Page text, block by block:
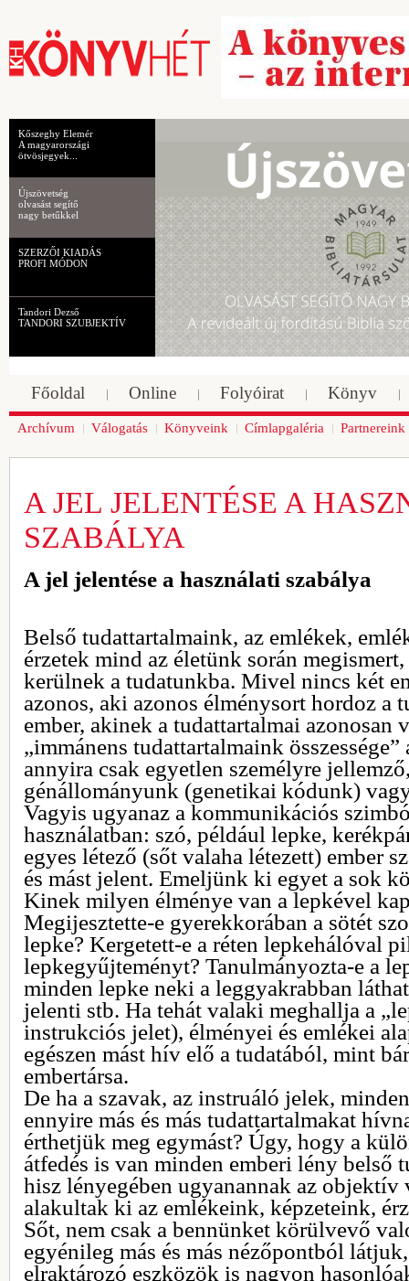
Kőszeghy Elemér
A magyarországi
ötvösjegyek...
Újszövetség
olvasást segítő
nagy betűkkel
SZERZŐI KIADÁS
PROFI MÓDON
Tandori Dezső
TANDORI SZUBJEKTÍV
Főoldal Online Folyóirat Könyv
Archívum Válogatás Könyveink Címlapgaléria Partnereink
A JEL JELENTÉSE A
SZABÁLYA
A jel jelentése a használati szabálya
Belső tudattartalmaink, az emlékek,
érzetek mind az életünk során
kerülnek a tudatunkba. Mivel nincs két
azonos, aki azonos élménysort hordoz a
ember, akinek a tudattartalmai azonosan
„immánens tudattartalmaink
annyira csak egyetlen személyre
génállományunk (genetikai kódunk)
Vagyis ugyanaz a kommunikációs
használatban: szó, például lepke,
egyes létező (sőt valaha létezett) ember
és mást jelent. Emeljünk ki egyet a sok
Kinek milyen élménye van a lepkével
Megijesztette-e gyerekkorában a sötét
lepke? Kergetett-e a réten lepkehálóval
lepkegyűjteményt? Tanulmányozta-e a
minden lepke neki a leggyakrabban
jelenti stb. Ha tehát valaki meghallja a
instrukciós jelet), élményei és emlékei
egészen mást hív elő a tudatából, mint
embertársa.
De ha a szavak, az instruáló jelek,
ennyire más és más tudattartalmakat
érthetjük meg egymást? Úgy, hogy a
átfedés is van minden emberi lény belső
hisz lényegében ugyanannak az objektív
alakultak ki az emlékeink, képzeteink,
Sőt, nem csak a bennünket körülvevő
egyénileg más és más nézőpontból
elraktározó eszközök is nagyon